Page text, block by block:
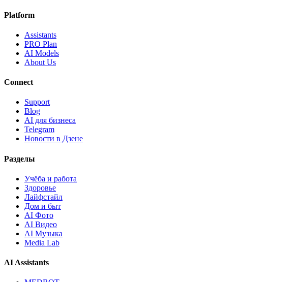
Platform
Assistants
PRO Plan
AI Models
About Us
Connect
Support
Blog
AI для бизнеса
Telegram
Новости в Дзене
Разделы
Учёба и работа
Здоровье
Лайфстайл
Дом и быт
AI Фото
AI Видео
AI Музыка
Media Lab
AI Assistants